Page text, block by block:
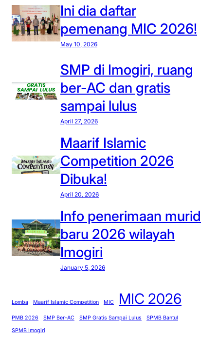
Ini dia daftar
pemenang MIC 2026!
May 10, 2026
SMP di Imogiri, ruang
ber-AC dan gratis
sampai lulus
April 27, 2026
Maarif Islamic
Competition 2026
Dibuka!
April 20, 2026
Info penerimaan murid
baru 2026 wilayah
Imogiri
January 5, 2026
Lomba Maarif Islamic Competition MIC MIC 2026
PMB 2026 SMP Ber-AC SMP Gratis Sampai Lulus
SPMB Bantul
SPMB Imogiri